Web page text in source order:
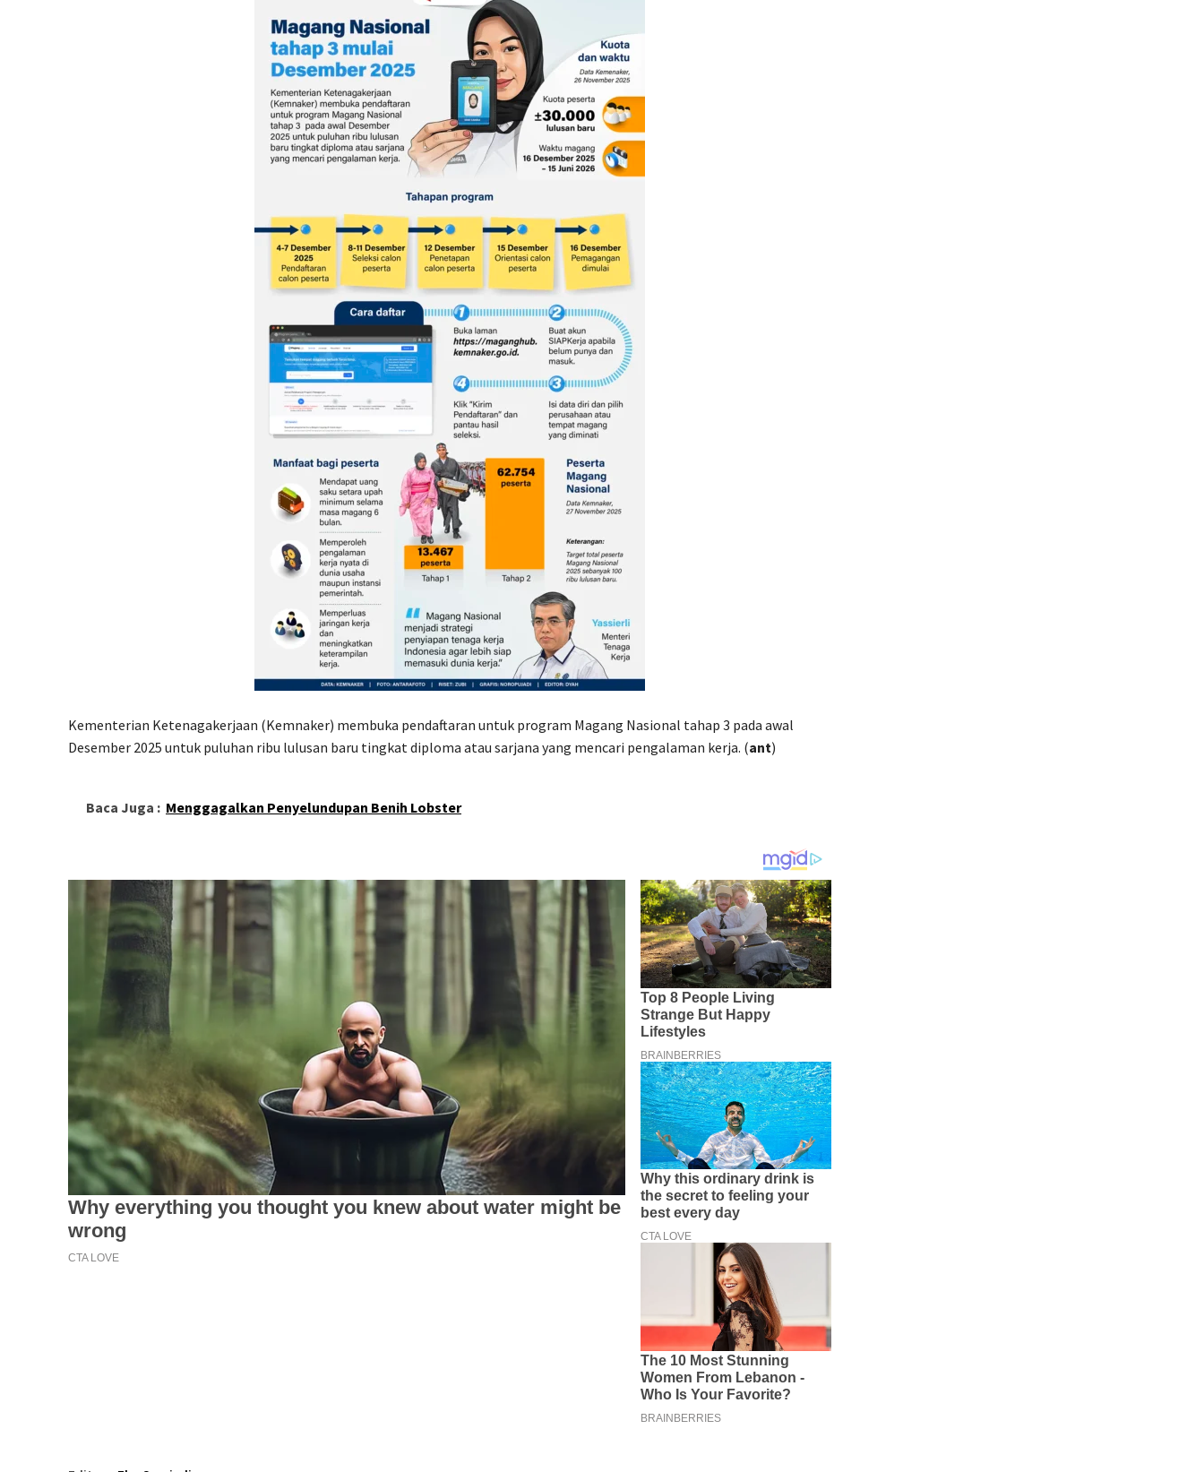
Kementerian Ketenagakerjaan (Kemnaker) membuka pendaftaran untuk program Magang Nasional tahap 3 pada awal
Desember 2025 untuk puluhan ribu lulusan baru tingkat diploma atau sarjana yang mencari pengalaman kerja. (ant)
Baca Juga : Menggagalkan Penyelundupan Benih Lobster